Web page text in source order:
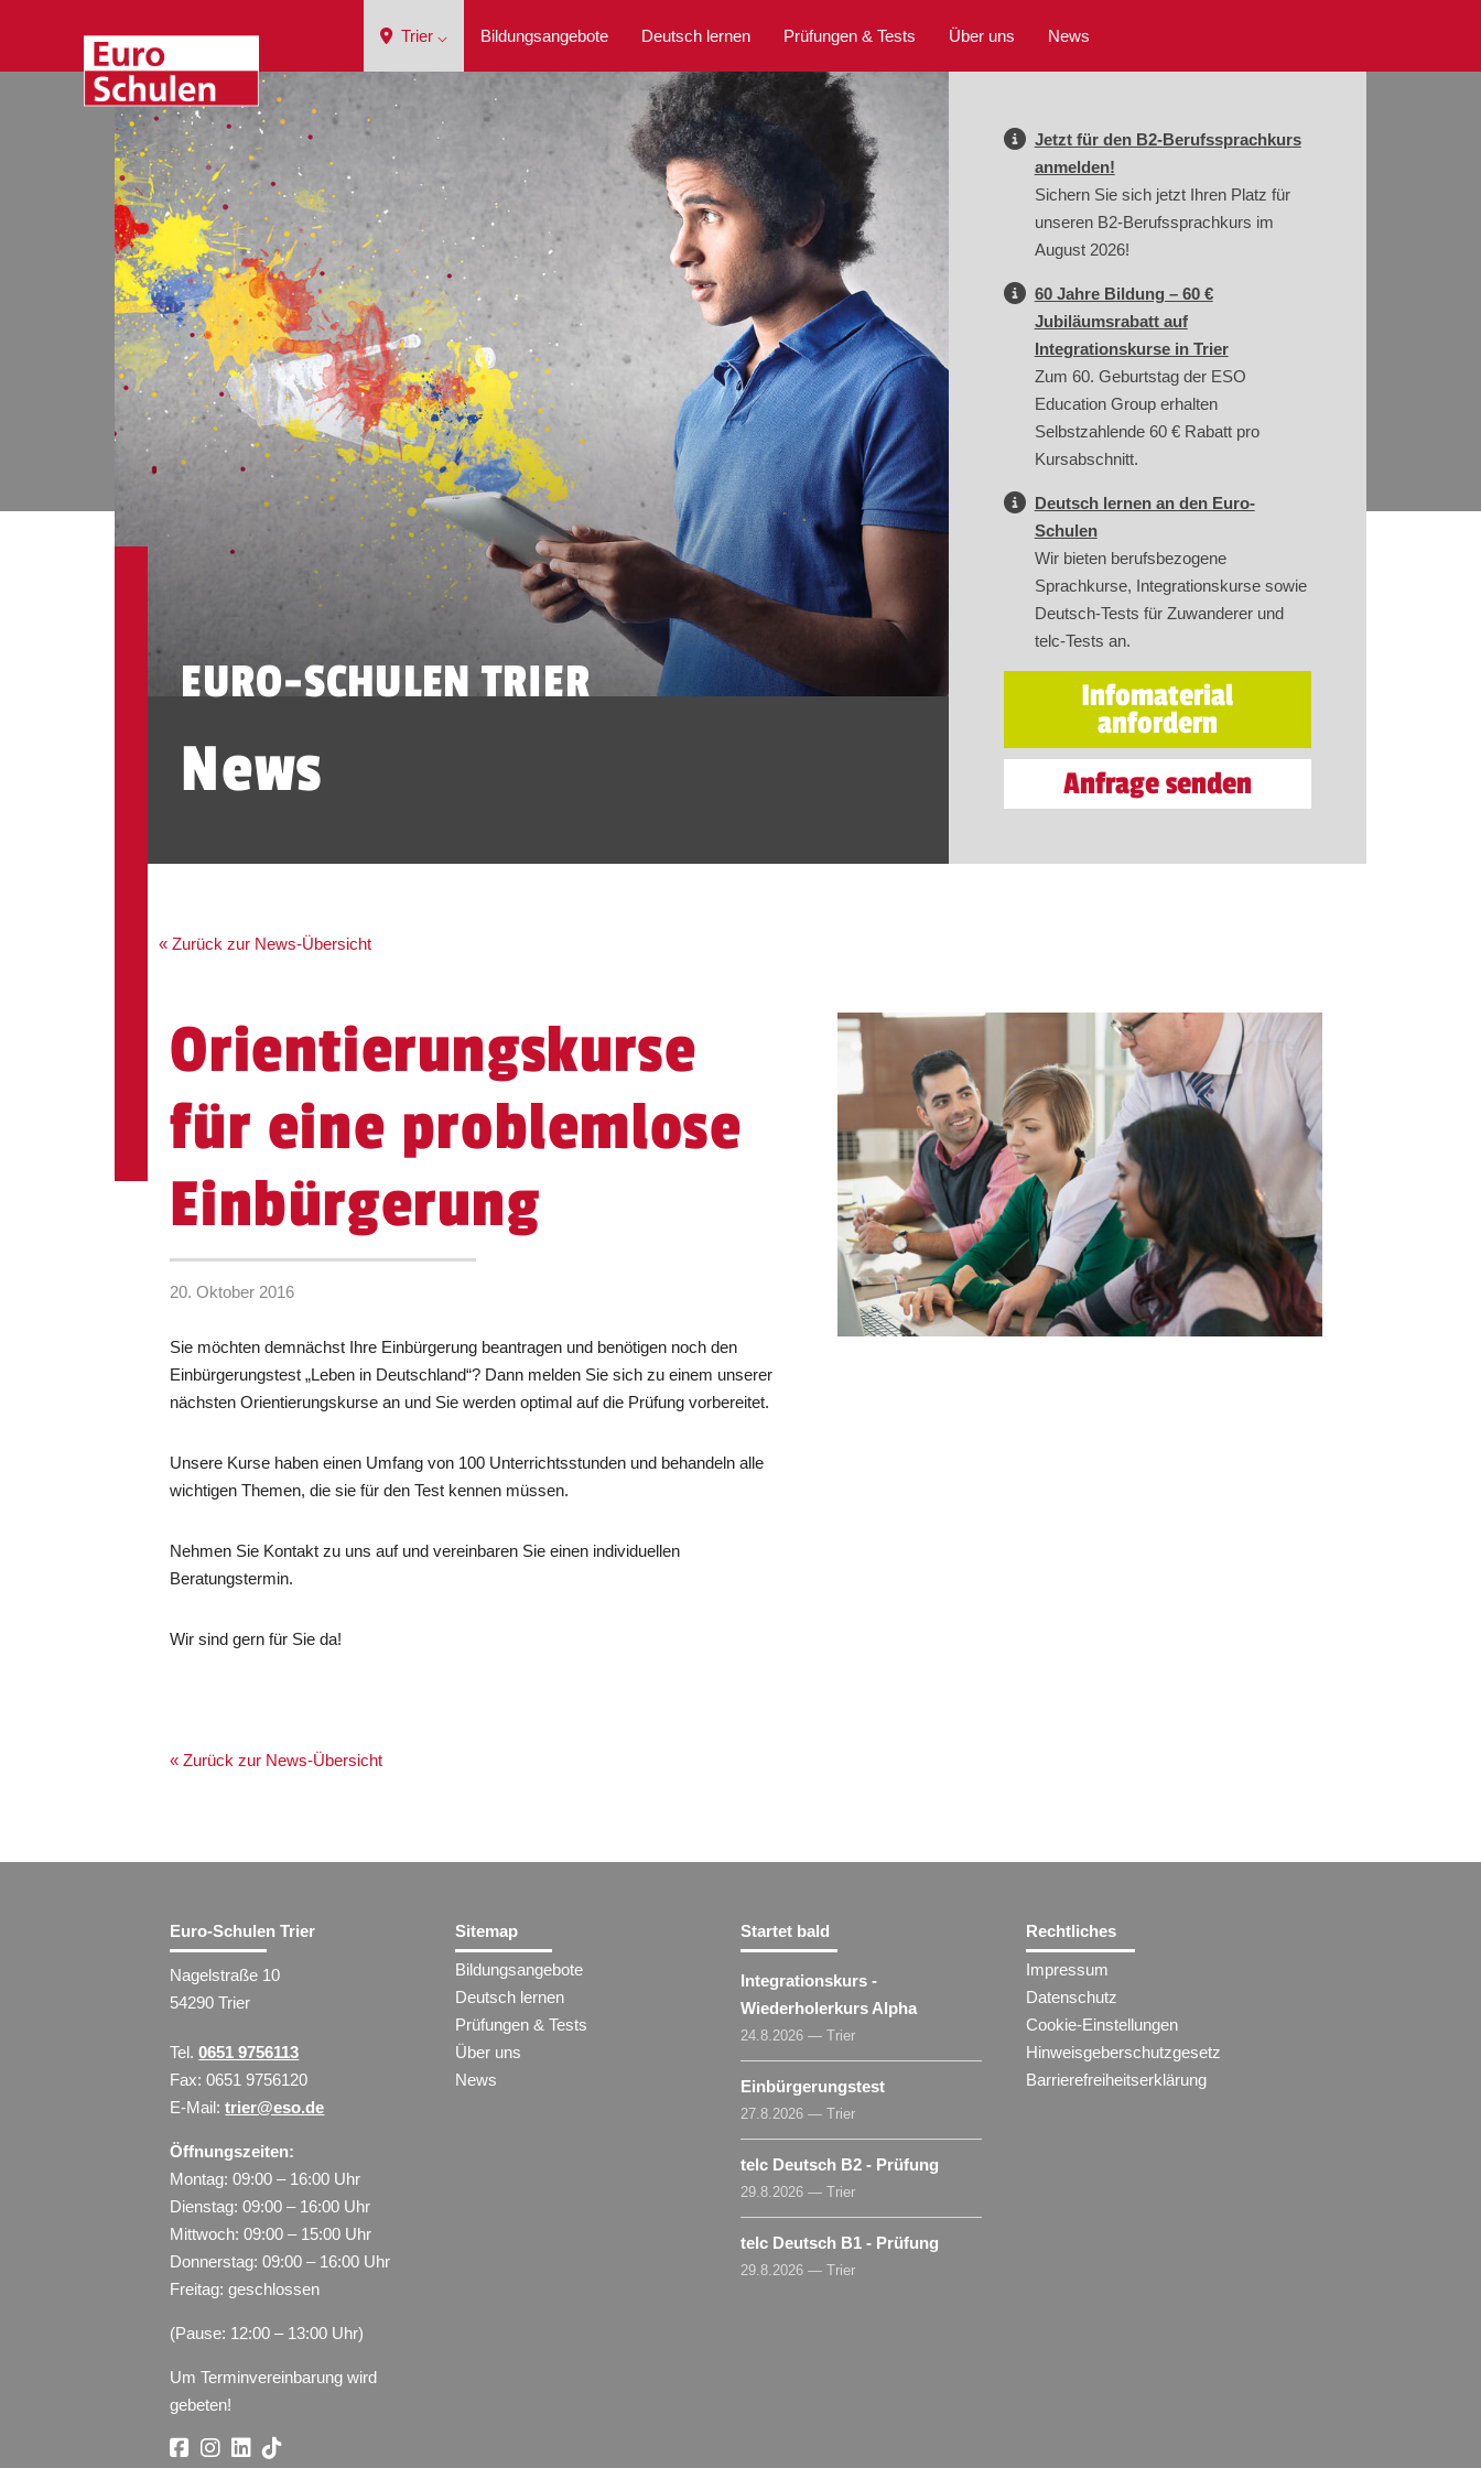
Trier ⌵ Bildungsangebote Deutsch lernen Prüfungen & Tests Über uns News
EURO-SCHULEN TRIER
News
Jetzt für den B2-Berufssprachkurs
anmelden!
Sichern Sie sich jetzt Ihren Platz für
unseren B2-Berufssprachkurs im
August 2026!
60 Jahre Bildung – 60 €
Jubiläumsrabatt auf
Integrationskurse in Trier
Zum 60. Geburtstag der ESO
Education Group erhalten
Selbstzahlende 60 € Rabatt pro
Kursabschnitt.
Deutsch lernen an den Euro-
Schulen
Wir bieten berufsbezogene
Sprachkurse, Integrationskurse sowie
Deutsch-Tests für Zuwanderer und
telc-Tests an.
Infomaterial
anfordern
Anfrage senden
« Zurück zur News-Übersicht
Orientierungskurse
für eine problemlose
Einbürgerung
20. Oktober 2016
Sie möchten demnächst Ihre Einbürgerung beantragen und benötigen noch den
Einbürgerungstest „Leben in Deutschland“? Dann melden Sie sich zu einem unserer
nächsten Orientierungskurse an und Sie werden optimal auf die Prüfung vorbereitet.
Unsere Kurse haben einen Umfang von 100 Unterrichtsstunden und behandeln alle
wichtigen Themen, die sie für den Test kennen müssen.
Nehmen Sie Kontakt zu uns auf und vereinbaren Sie einen individuellen
Beratungstermin.
Wir sind gern für Sie da!
« Zurück zur News-Übersicht
Euro-Schulen Trier
Nagelstraße 10
54290 Trier
Tel.0651 9756113
Fax: 0651 9756120
E-Mail:trier@eso.de
Öffnungszeiten:
Montag: 09:00 – 16:00 Uhr
Dienstag: 09:00 – 16:00 Uhr
Mittwoch: 09:00 – 15:00 Uhr
Donnerstag: 09:00 – 16:00 Uhr
Freitag: geschlossen
(Pause: 12:00 – 13:00 Uhr)
Um Terminvereinbarung wird
gebeten!
Sitemap
Bildungsangebote
Deutsch lernen
Prüfungen & Tests
Über uns
News
Startet bald
Integrationskurs -
Wiederholerkurs Alpha
24.8.2026 — Trier
Einbürgerungstest
27.8.2026 — Trier
telc Deutsch B2 - Prüfung
29.8.2026 — Trier
telc Deutsch B1 - Prüfung
29.8.2026 — Trier
Rechtliches
Impressum
Datenschutz
Cookie-Einstellungen
Hinweisgeberschutzgesetz
Barrierefreiheitserklärung